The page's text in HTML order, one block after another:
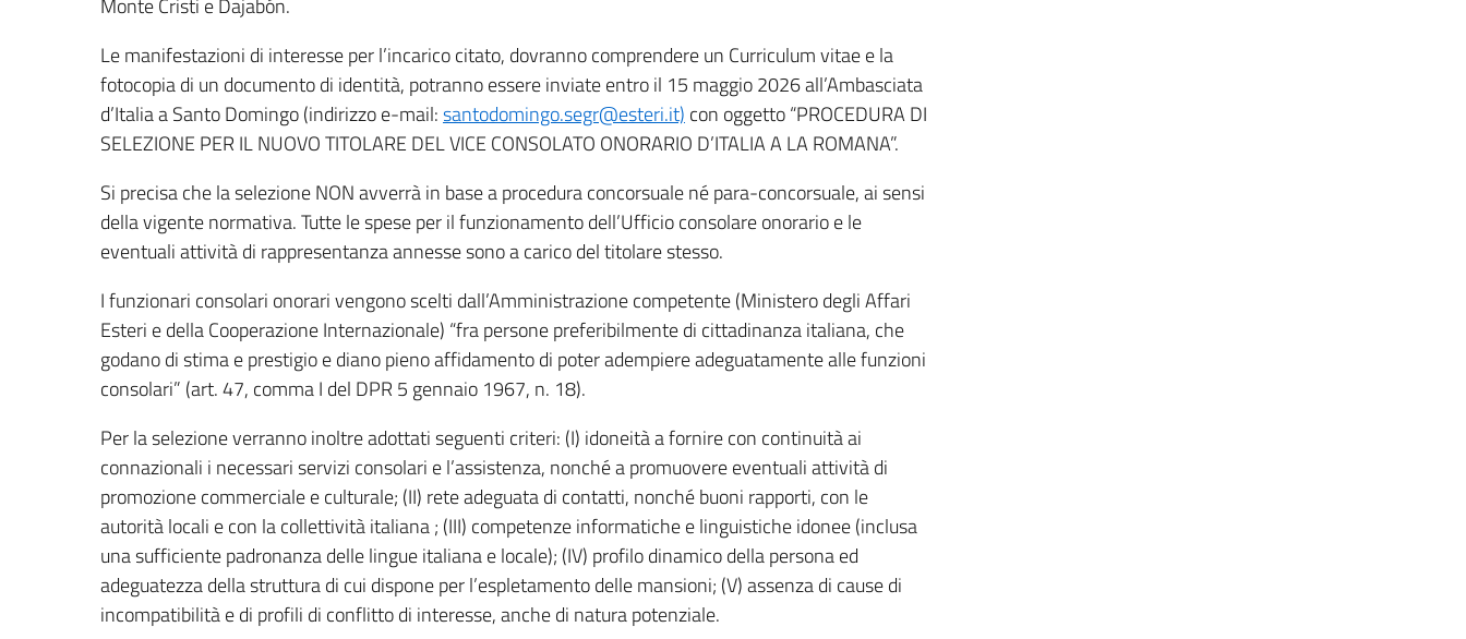
Le manifestazioni di interesse per l’incarico citato, dovranno comprendere un Curriculum vitae e la
fotocopia di un documento di identità, potranno essere inviate entro il 15 maggio 2026 all’Ambasciata
d’Italia a Santo Domingo (indirizzo e-mail:santodomingo.segr@esteri.it) con oggetto “PROCEDURA DI
SELEZIONE PER IL NUOVO TITOLARE DEL VICE CONSOLATO ONORARIO D’ITALIA A LA ROMANA”.
Si precisa che la selezione NON avverrà in base a procedura concorsuale né para-concorsuale, ai sensi
della vigente normativa. Tutte le spese per il funzionamento dell’Ufficio consolare onorario e le
eventuali attività di rappresentanza annesse sono a carico del titolare stesso.
I funzionari consolari onorari vengono scelti dall’Amministrazione competente (Ministero degli Affari
Esteri e della Cooperazione Internazionale) “fra persone preferibilmente di cittadinanza italiana, che
godano di stima e prestigio e diano pieno affidamento di poter adempiere adeguatamente alle funzioni
consolari” (art. 47, comma I del DPR 5 gennaio 1967, n. 18).
Per la selezione verranno inoltre adottati seguenti criteri: (I) idoneità a fornire con continuità ai
connazionali i necessari servizi consolari e l’assistenza, nonché a promuovere eventuali attività di
promozione commerciale e culturale; (II) rete adeguata di contatti, nonché buoni rapporti, con le
autorità locali e con la collettività italiana ; (III) competenze informatiche e linguistiche idonee (inclusa
una sufficiente padronanza delle lingue italiana e locale); (IV) profilo dinamico della persona ed
adeguatezza della struttura di cui dispone per l’espletamento delle mansioni; (V) assenza di cause di
incompatibilità e di profili di conflitto di interesse, anche di natura potenziale.